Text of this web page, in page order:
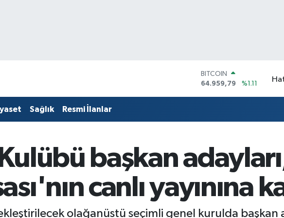
DOLAR
47,7436
%0.18
64,4811
%0.38
BİST100
13.779
%-14
64.959,79
%1.11
Sağlık Resmi İlanlar
başkan
canlı yayınına
olağanüstü seçimli genel kurulda başkan